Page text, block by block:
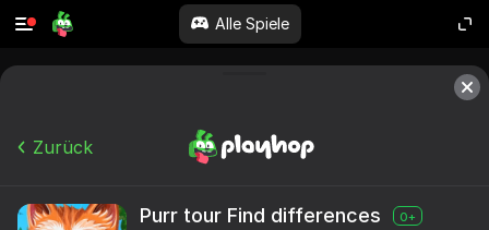
Alle Spiele
Zurück
Purr tour Find differences 0+